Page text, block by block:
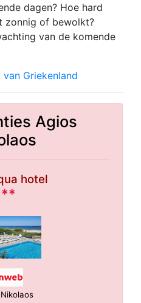
dagen? Hoe hard
zonnig of bewolkt?
van de komende
Griekenland
Agios
hotel